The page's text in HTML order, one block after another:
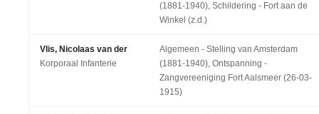
(1881-1940), Schildering - Fort aan de
Winkel (z.d.)
Vlis, Nicolaas van der
Korporaal Infanterie
Algemeen - Stelling van Amsterdam
(1881-1940), Ontspanning -
Zangvereeniging Fort Aalsmeer (26-03-
1915)